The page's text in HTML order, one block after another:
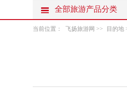
全部旅游产品分类
当前位置： 飞扬旅游网 >> 目的地